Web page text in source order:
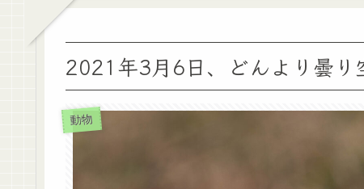
2021年3月6日、どんより曇り
動物